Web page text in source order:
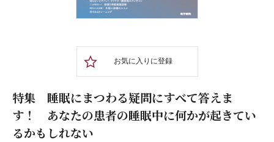
お気に入りに登録
特集 睡眠にまつわる疑問にすべて答えま
す！ あなたの患者の睡眠中に何かが起きてい
るかもしれない